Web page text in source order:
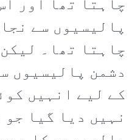
چاہتا تھا اور
پالیسیوں سے
چاہتا تھا۔
دشمن پالیسیوں
کے لیے انہیں
نہیں دیا گیا